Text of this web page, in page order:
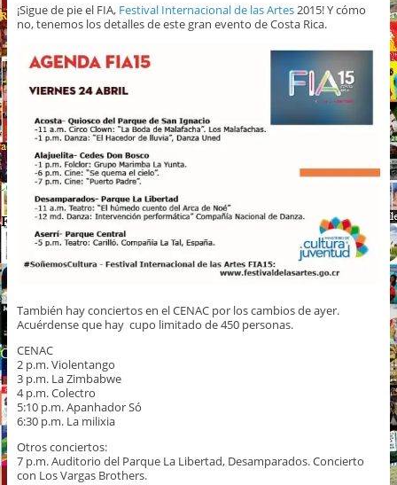
¡Sigue de pie el FIA, Festival Internacional de las Artes2015! Y cómo
no, tenemos los detalles de este gran evento de Costa Rica.
También hay conciertos en el CENAC por los cambios de ayer.
Acuérdense que hay cupo limitado de 450 personas.
CENAC
2 p.m. Violentango
3 p.m. La Zimbabwe
4 p.m. Colectro
5:10 p.m. Apanhador Só
6:30 p.m. La milixia
Otros conciertos:
7 p.m. Auditorio del Parque La Libertad, Desamparados. Concierto
con Los Vargas Brothers.